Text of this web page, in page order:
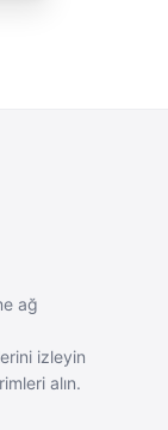
ağ
izleyin
alın.